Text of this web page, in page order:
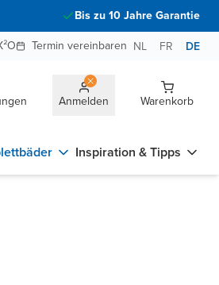
Bis zu 10 Jahre Garantie
Termin vereinbaren NL FR DE
Anmelden Warenkorb
Inspiration & Tipps